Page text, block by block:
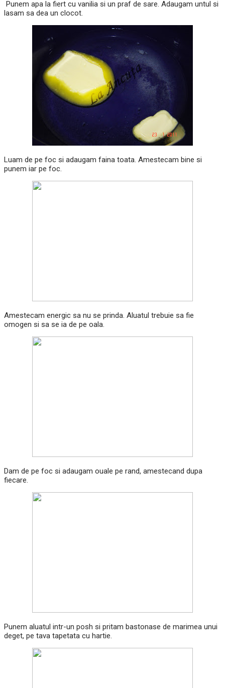
Punem apa la fiert cu vanilia si un praf de sare. Adaugam untul si
lasam sa dea un clocot.
Luam de pe foc si adaugam faina toata. Amestecam bine si
punem iar pe foc.
Amestecam energic sa nu se prinda. Aluatul trebuie sa fie
omogen si sa se ia de pe oala.
Dam de pe foc si adaugam ouale pe rand, amestecand dupa
fiecare.
Punem aluatul intr-un posh si pritam bastonase de marimea unui
deget, pe tava tapetata cu hartie.